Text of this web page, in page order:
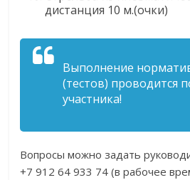
дистанция 10 м.(очки)
Выполнение
(тестов) проводится
участника!
Вопросы можно задать
+7 912 64 933 74 (в рабочее